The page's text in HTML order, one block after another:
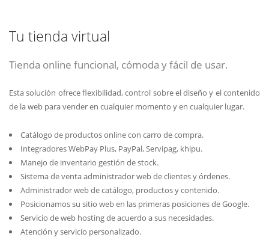
Tu tienda virtual
Tienda online funcional, cómoda y fácil de usar.
Esta solución ofrece flexibilidad, control sobre el diseño y el contenido
de la web para vender en cualquier momento y en cualquier lugar.
Catálogo de productos online con carro de compra.
Integradores WebPay Plus, PayPal, Servipag, khipu.
Manejo de inventario gestión de stock.
Sistema de venta administrador web de clientes y órdenes.
Administrador web de catálogo, productos y contenido.
Posicionamos su sitio web en las primeras posiciones de Google.
Servicio de web hosting de acuerdo a sus necesidades.
Atención y servicio personalizado.